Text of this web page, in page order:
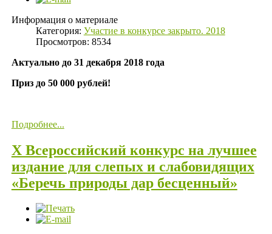
Информация о материале
Категория: Участие в конкурсе закрыто. 2018
Просмотров: 8534
Актуально до 31 декабря 2018 года
Приз до 50 000 рублей!
Подробнее...
X Всероссийский конкурс на лучшее
издание для слепых и слабовидящих
«Беречь природы дар бесценный»